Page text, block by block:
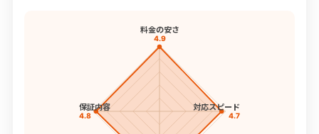
料金の安さ
4.9
対応スピード
4.7
保証内容
4.8